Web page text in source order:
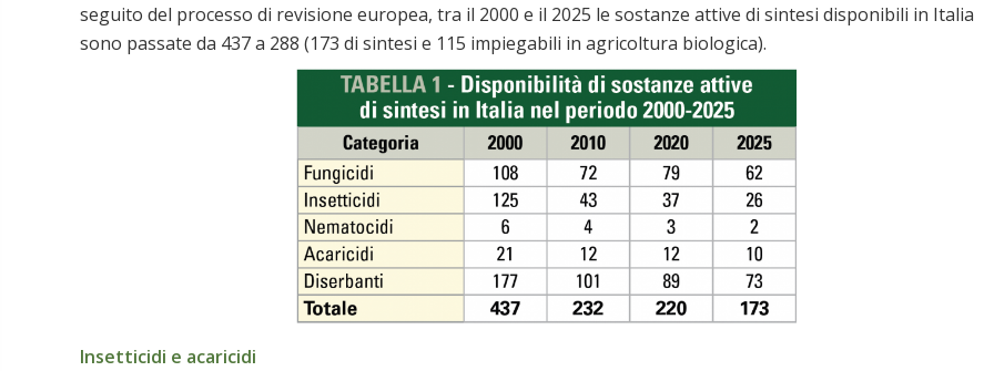
seguito del processo di revisione europea, tra il 2000 e il 2025 le sostanze attive di sintesi disponibili in Italia
sono passate da 437 a 288 (173 di sintesi e 115 impiegabili in agricoltura biologica).
Insetticidi e acaricidi